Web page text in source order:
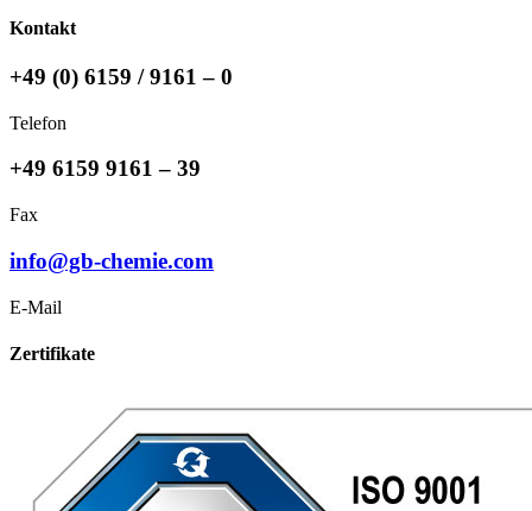
Kontakt
+49 (0) 6159 / 9161 – 0
Telefon
+49 6159 9161 – 39
Fax
info@gb-chemie.com
E-Mail
Zertifikate